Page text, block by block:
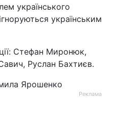
українського
українським
Стефан Миронюк,
Руслан Бахтиєв.
Ярошенко
Реклама